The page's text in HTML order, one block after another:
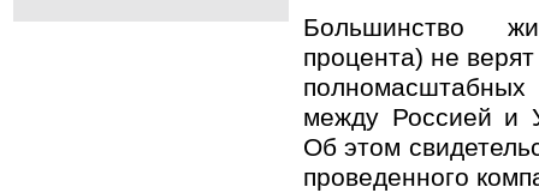
Большинство
процента) не
между Россией и
Об этом
проведенного